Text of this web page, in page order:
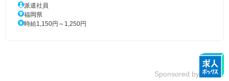
派遣社員
福岡県
時給1,150円～1,250円
Sponsored by